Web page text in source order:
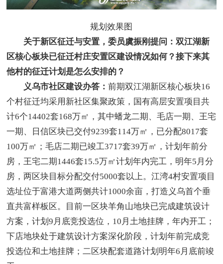
规划效果图
关于新区征迁与安置，委员虞振刚提问：双江湖新
区核心板块已征迁村庄安置区建设情况如何？接下来其
他村的征迁计划是怎么安排的？
义乌市社区建设办答：前期双江湖新区核心板块16
个村征迁均采用新社区集聚政策，国有高层安置项目共
计6个14402套168万㎡，其中蟠龙二期、毛店一期、王宅
一期、日信区块已交付9239套114万㎡，已分配8017套
100万㎡；毛店二期已竣工3717套39万㎡，计划年前分
房，王宅二期1446套15.5万㎡计划年内完工，明年5月分
房，两区块目标分配交付5000套以上。江湾4村安置项目
选址位于富港大道两侧共计1000余亩，打造义乌首个垂
直共富样板区。目前一区块羊角山地块已完成建筑设计
方案，计划9月底竞投选位，10月土地挂牌，年内开工；
下店地块处于建筑设计方案深化阶段，计划年前完成竞
投选位和土地挂牌；二区块配套道路计划明年6月底前竣